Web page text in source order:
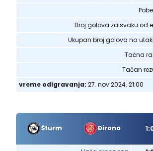
Broj golova za svaku od
Ukupan broj golova na
Tačna
Tačan
vreme odigravanja: 27. nov 2024. 21:00
Šturm Đirona